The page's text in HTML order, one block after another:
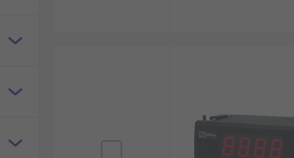
轻工生产中，过程仪表用于监测各种物理
品牌的过程仪表，如
RS的过程仪表及相关产品，订购现货24小时内